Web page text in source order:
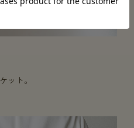
ット。